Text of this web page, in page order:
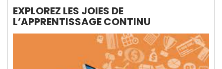
EXPLOREZ LES JOIES DE
L’APPRENTISSAGE CONTINU